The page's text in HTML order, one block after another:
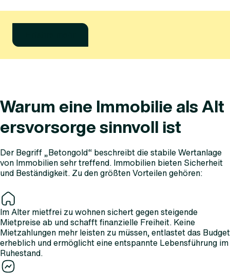
Warum eine Immobilie als Alt
ersvorsorge sinnvoll ist
Der Begriff „Betongold“ beschreibt die stabile Wertanlage
von Immobilien sehr treffend. Immobilien bieten Sicherheit
und Beständigkeit. Zu den größten Vorteilen gehören:
Im Alter mietfrei zu wohnen sichert gegen steigende
Mietpreise ab und schafft finanzielle Freiheit. Keine
Mietzahlungen mehr leisten zu müssen, entlastet das Budget
erheblich und ermöglicht eine entspannte Lebensführung im
Ruhestand.